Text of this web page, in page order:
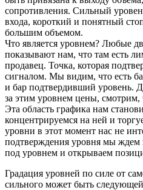
сопротивления. Сильный
входа, короткий и понятный
большим объемом.
Что является уровнем? Любые
показывают нам, что там есть
продавец. Точка, которая
сигналом. Мы видим, что есть
и бар подтвердивший уровень.
за этим уровнем цены, смотрим,
Эта область графика нам
концентрируемся на ней и
уровни в этот момент нас не
подтверждения уровня мы ждем
под уровнем и открываем
Градация уровней по силе от
сильного может быть